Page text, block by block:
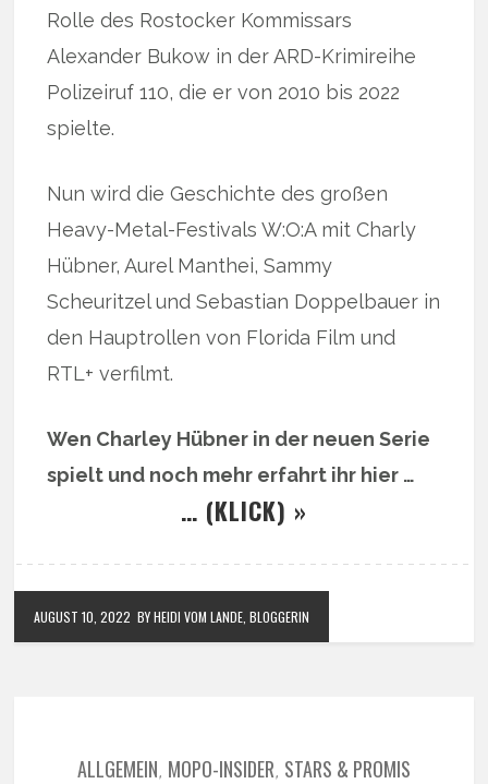
Rolle des Rostocker Kommissars
Alexander Bukow in der ARD-Krimireihe
Polizeiruf 110, die er von 2010 bis 2022
spielte.
Nun wird die Geschichte des großen
Heavy-Metal-Festivals W:O:A mit Charly
Hübner, Aurel Manthei, Sammy
Scheuritzel und Sebastian Doppelbauer in
den Hauptrollen von Florida Film und
RTL+ verfilmt.
Wen Charley Hübner in der neuen Serie
spielt und noch mehr erfahrt ihr hier …
… (KLICK) »
AUGUST 10, 2022 BY HEIDI VOM LANDE, BLOGGERIN
ALLGEMEIN, MOPO-INSIDER, STARS & PROMIS